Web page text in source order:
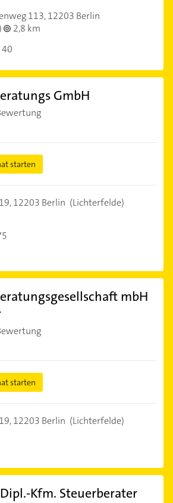
113,12203 Berlin
2,8 km
GmbH
starten
12203 Berlin (Lichterfelde)
mbH
starten
12203 Berlin (Lichterfelde)
Kfm. Steuerberater